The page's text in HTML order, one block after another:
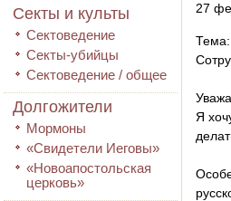
Секты и культы
Сектоведение
Секты-убийцы
Сектоведение / общее
Долгожители
Мормоны
«Свидетели Иеговы»
«Новоапостольская
церковь»
27
Тема:
Я